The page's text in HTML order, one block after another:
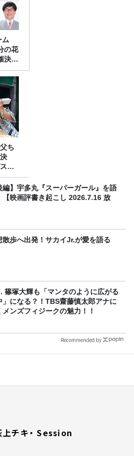
ム
の花
決
ち
ト
編】宇多丸『スーパーガール』を語
【映画評書き起こし 2026.7.16 放
散歩へ出発！サカイJr.が愛を語る
篠塚大輝も「マンタのように広がる
」になる？！TBS齋藤慎太郎アナに
メンズフィジークの魅力！！
Recommended by
上チキ・ Session